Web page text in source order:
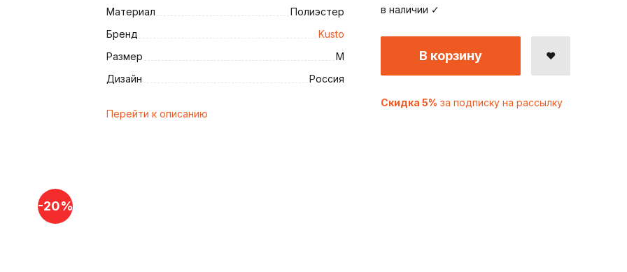
-20%
Материал
Полиэстер
Бренд
Kusto
Размер
M
Дизайн
Россия
Перейти к описанию
в наличии ✓
В корзину
Скидка 5% за подписку на рассылку